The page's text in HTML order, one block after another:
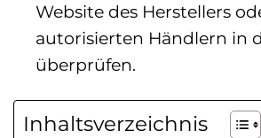
Website des Herstellers
autorisierten Händlern in
überprüfen.
Inhaltsverzeichnis